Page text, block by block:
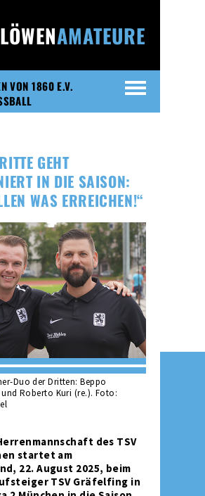
VON 1860 E.V.
LÖWENAMATEURE
GEHT
IN DIE SAISON:
WAS ERREICHEN!“
Duo der Dritten: Beppo
Roberto Kuri (re.). Foto:
des TSV
startet am
22. August 2025, beim
TSV Gräfelfing in